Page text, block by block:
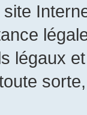
légaux